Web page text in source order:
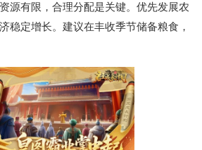
源有限，合理分配是关键。优先发展农
稳定增长。建议在丰收季节储备粮食，